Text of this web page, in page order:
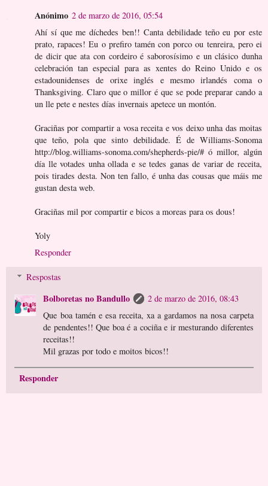
Anónimo 2 de marzo de 2016, 05:54
Ahí sí que me díchedes ben!! Canta debilidade teño eu por este
prato, rapaces! Eu o prefiro tamén con porco ou tenreira, pero ei
de dicir que ata con cordeiro é saborosísimo e un clásico dunha
celebración tan especial para as xentes do Reino Unido e os
estadounidenses de orixe inglés e mesmo irlandés coma o
Thanksgiving. Claro que o millor é que se pode preparar cando a
un lle pete e nestes días invernais apetece un montón.
Graciñas por compartir a vosa receita e vos deixo unha das moitas
que teño, pola que sinto debilidade. É de Williams-Sonoma
http://blog.williams-sonoma.com/shepherds-pie/# ó millor, algún
día lle votades unha ollada e se tedes ganas de variar de receita,
pois tirades desta. Non ten fallo, é unha das cousas que máis me
gustan desta web.
Graciñas mil por compartir e bicos a moreas para os dous!
Yoly
Responder
Respostas
Bolboretas no Bandullo
2 de marzo de 2016, 08:43
Que boa tamén e esa receita, xa a gardamos na nosa carpeta
de pendentes!! Que boa é a cociña e ir mesturando diferentes
receitas!!
Mil grazas por todo e moitos bicos!!
Responder